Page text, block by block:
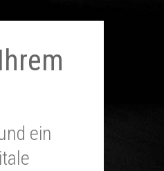
ein